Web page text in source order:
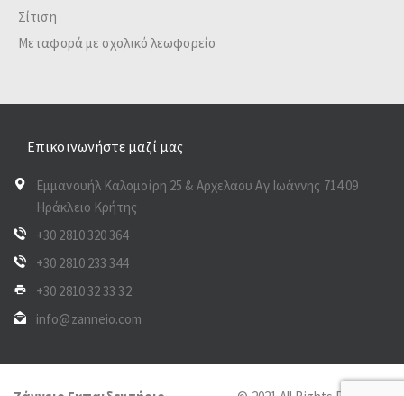
Σίτιση
Μεταφορά με σχολικό λεωφορείο
Επικοινωνήστε μαζί μας
Εμμανουήλ Καλομοίρη 25 & Αρχελάου Αγ.Ιωάννης 714 09
Ηράκλειο Κρήτης
+30 2810 320 364
+30 2810 233 344
+30 2810 32 33 32
info@zanneio.com